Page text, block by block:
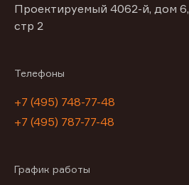
Проектируемый 4062-й, дом 6,
стр 2
Телефоны
+7 (495) 748-77-48
+7 (495) 787-77-48
График работы